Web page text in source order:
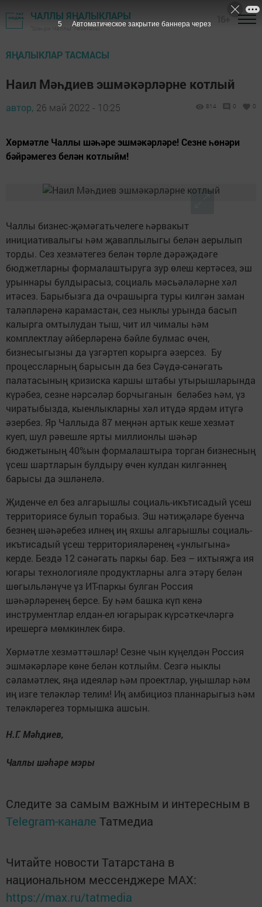
ЧАЛЛЫ ЯҢАЛЫКЛАРЫ
"Шәһри Чаллы" газетасы
ЯҢАЛЫКЛАР ТАСМАСЫ
Наил Мәһдиев эшмәкәрләрне котлый
автор, 26 май 2022 - 10:25 814 0 0
Хөрмәтле Чаллы шәһәре эшмәкәрләре! Сезне һөнәри
бәйрәмегез белән котлыйм!
Чаллы бизнес-җәмәгатьчелеге һәрвакыт
инициативалыгы һәм җаваплылыгы белән аерылып
торды. Сез хезмәтегез белән төрле дәрәҗәдәге
бюджетларны формалаштыруга зур өлеш кертәсез, эш
урыннары булдырасыз, социаль мәсьәләләрне хәл
итәсез. Барыбызга да очрашырга туры килгән заман
таләпләренә карамастан, сез ныклы урында басып
калырга омтылудан тыш, чит ил чималы һәм
комплектлау әйберләренә бәйле булмас өчен,
бизнесыгызны да үзгәртеп корырга әзерсез. Бу
процессларның барысын да без Сәүдә-сәнәгать
палатасының кризиска каршы штабы утырышларында
күрәбез, сезне нәрсәләр борчыганын беләбез һәм, үз
чиратыбызда, кыенлыкларны хәл итүдә ярдәм итүгә
әзербез. Яр Чаллыда 87 меңнән артык кеше хезмәт
куеп, шул рәвешле ярты миллионлы шәһәр
бюджетының 40%ын формалаштыра торган бизнесның
үсеш шартларын булдыру өчен кулдан килгәннең
барысы да эшләнелә.
Җиденче ел без алгарышлы социаль-икътисадый үсеш
территориясе булып торабыз. Эш нәтиҗәләре буенча
безнең шәһәребез илнең иң яхшы алгарышлы социаль-
икътисадый үсеш территорияләренең «унлыгына»
керде. Бездә 12 сәнәгать паркы бар. Без – ихтыяҗга ия
югары технологияле продуктларны алга этәрү белән
шөгыльләнүче үз ИТ-паркы булган Россия
шәһәрләренең берсе. Бу һәм башка күп кенә
инструментлар елдан-ел югарырак күрсәткечләргә
ирешергә мөмкинлек бирә.
Хөрмәтле хезмәттәшләр! Сезне чын күңелдән Россия
эшмәкәрләре көне белән котлыйм. Сезгә ныклы
сәламәтлек, яңа идеяләр һәм проектлар, уңышлар һәм
иң изге теләкләр телим! Иң амбициоз планнарыгыз һәм
теләкләрегез тормышка ашсын.
Н.Г. Мәһдиев,
Чаллы шәһәре мэры
Следите за самым важным и интересным в
Telegram-канале Татмедиа
Читайте новости Татарстана в
национальном мессенджере MАХ:
https://max.ru/tatmedia
4 Автоматическое закрытие баннера через